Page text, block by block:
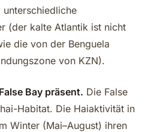
unterschiedliche
(der kalte Atlantik ist nicht
die von der Benguela
von KZN).
Bay präsent. Die False
Habitat. Die Haiaktivität in
Winter (Mai–August) ihren